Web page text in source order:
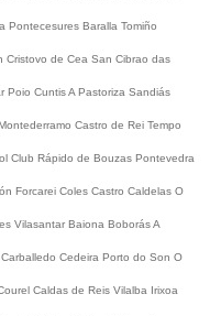
Pontecesures Baralla Tomiño
Cristovo de Cea San Cibrao das
Poio CuntisA Pastoriza Sandiás
Castro de Rei Tempo
Club Rápido de Bouzas Pontevedra
Forcarei Coles Castro Caldelas O
Vilasantar Baiona BoborásA
Carballedo Cedeira Porto do Son O
Caldas de Reis Vilalba Irixoa